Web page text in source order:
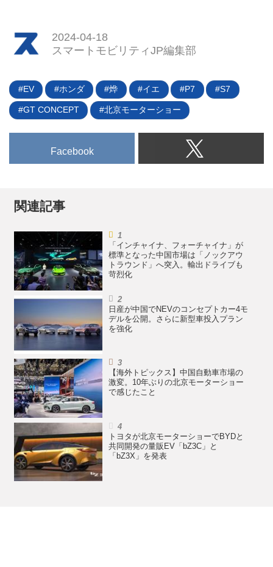
いるが、単独ではライバルをリー
電動化を含む企業変革に向けた取
会見を開いた。コロナ禍や半導体
の供給問題によって低迷した業績
が回復基調にあることが報告され
た電動車メーカーへの変貌を目指
す構造改革の途中経過がより具体
的に説明された。
2024-04-18
スマートモビリティJP編集部
EV ホンダ 烨 イエ P7 S7
GT CONCEPT 北京モーターショー
Facebook
関連記事
「インチャイナ、フォーチャイナ」が
標準となった中国市場は「ノックアウ
トラウンド」へ突入。輸出ドライブも
苛烈化
日産が中国でNEVのコンセプトカー4モ
デルを公開。さらに新型車投入プラン
を強化
【海外トピックス】中国自動車市場の
激変。10年ぶりの北京モーターショー
で感じたこと
トヨタが北京モーターショーでBYDと
共同開発の量販EV「bZ3C」と
「bZ3X」を発表